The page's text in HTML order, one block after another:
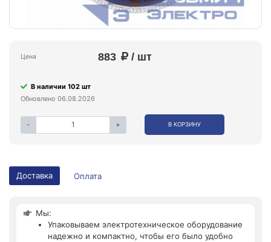
Цена 883 / шт
В наличии 102 шт
Обновлено 06.08.2026
- + В КОРЗИНУ
Доставка Оплата
Мы:
Упаковываем электротехническое оборудование
надежно и компактно, чтобы его было удобно